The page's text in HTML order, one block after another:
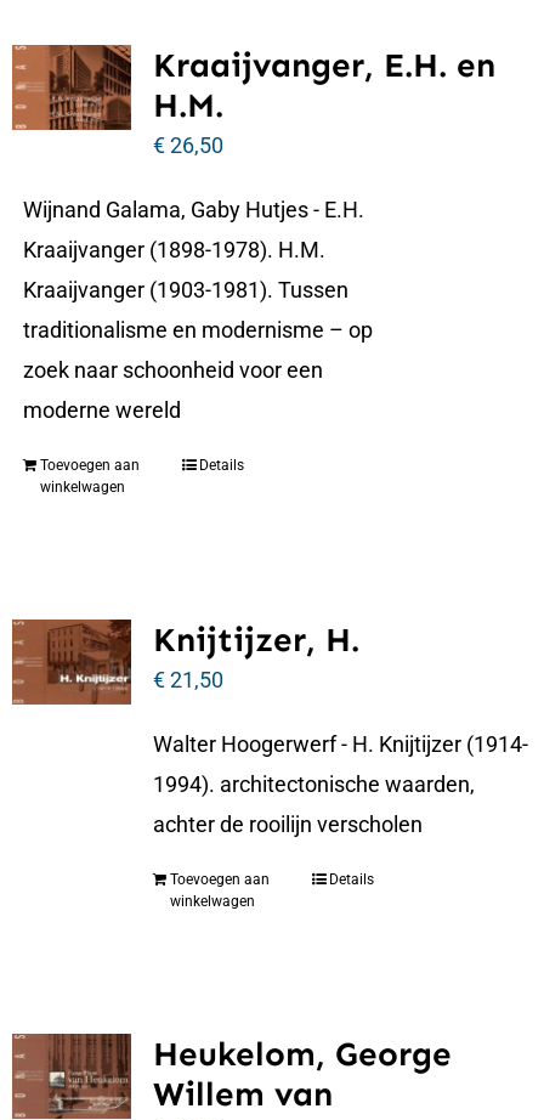
Kraaijvanger, E.H. en
H.M.
€26,50
Wijnand Galama, Gaby Hutjes - E.H.
Kraaijvanger (1898-1978). H.M.
Kraaijvanger (1903-1981). Tussen
traditionalisme en modernisme – op
zoek naar schoonheid voor een
moderne wereld
Toevoegen aan
winkelwagen
Details
Knijtijzer, H.
€21,50
Walter Hoogerwerf - H. Knijtijzer (1914-
1994). architectonische waarden,
achter de rooilijn verscholen
Toevoegen aan
winkelwagen
Details
Heukelom, George
Willem van